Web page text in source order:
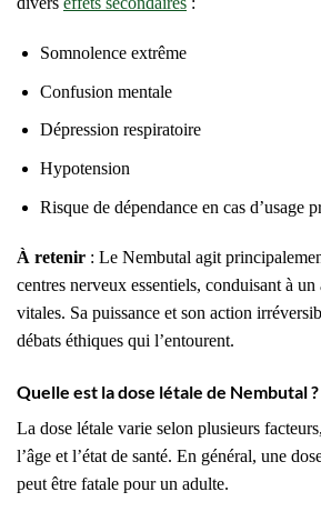
Somnolence extrême
Confusion mentale
Dépression respiratoire
Hypotension
Risque de dépendance en cas d’usage
À retenir : Le Nembutal agit
centres nerveux essentiels, conduisant à
vitales. Sa puissance et son action
débats éthiques qui l’entourent.
Quelle est la dose létale de Nembutal ?
La dose létale varie selon plusieurs
l’âge et l’état de santé. En général, une
peut être fatale pour un adulte.